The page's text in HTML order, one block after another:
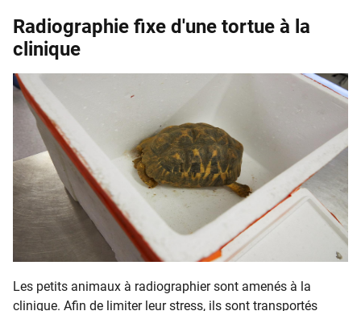
Radiographie fixe d'une tortue à la
clinique
Les petits animaux à radiographier sont amenés à la
clinique. Afin de limiter leur stress, ils sont transportés